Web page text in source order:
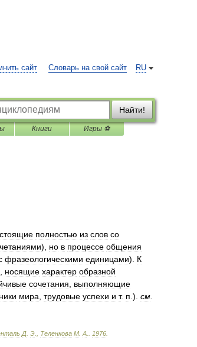
RU
сайт Словарь на свой сайт
Найти!
Книги Игры ⚽
полностью из слов со
), но в процессе общения
фразеологическими единицами). К
носящие характер образной
сочетания
выполняющие
мира трудовые успехи и т. п .). см
Д Э Теленкова М А 1976